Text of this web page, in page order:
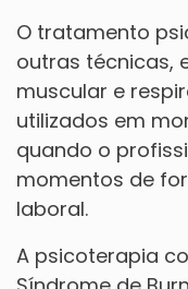
O tratamento
outras técnicas,
muscular e
utilizados em
quando o
momentos de
laboral.
A psicoterapia